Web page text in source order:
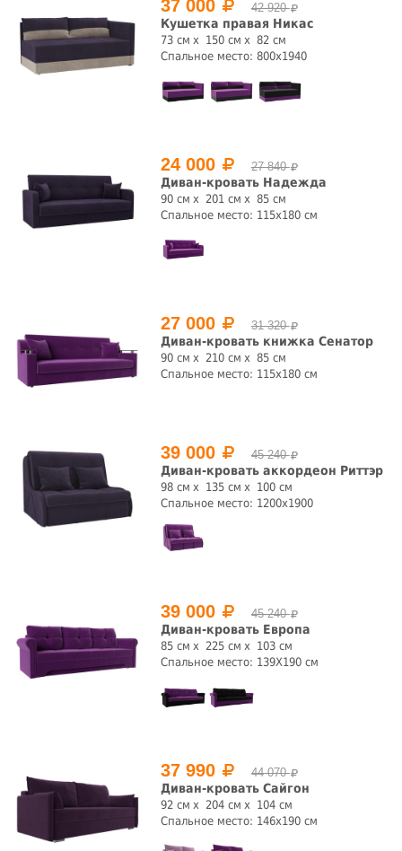
Цвет
велюр жаккард
натуральная
кожа
отсутствует
шенилл
да
Механизм трансформации
софа трансформер
Подлокотники Пружинный блок
да
Стиль
классический
Страна производства
Китай Россия
37 000 42 920
Кушетка правая Никас
73 см 150 см
82 см
Спальное место: 800х1940
24 000 27 840
Диван-кровать Надежда
90 см 201 см
85 см
Спальное место: 115х180 см
27 000 31 320
Диван-кровать книжка Сенатор
90 см 210 см
85 см
Спальное место: 115x180 см
39 000 45 240
Диван-кровать аккордеон Риттэр
98 см 135 см
100 см
Спальное место: 1200х1900
39 000 45 240
Диван-кровать Европа
85 см 225 см
103 см
Спальное место: 139Х190 см
37 990 44 070
Диван-кровать Сайгон
92 см 204 см
104 см
Спальное место: 146х190 см